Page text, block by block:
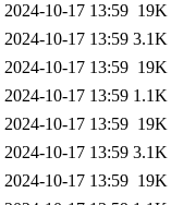
2024-10-17 13:59 19K
2024-10-17 13:59 3.1K
2024-10-17 13:59 19K
2024-10-17 13:59 1.1K
2024-10-17 13:59 19K
2024-10-17 13:59 3.1K
2024-10-17 13:59 19K